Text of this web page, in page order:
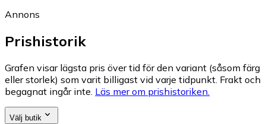
Annons
Prishistorik
Grafen visar lägsta pris över tid för den variant (såsom färg
eller storlek) som varit billigast vid varje tidpunkt. Frakt och
begagnat ingår inte. Läs mer om prishistoriken.
Välj butik